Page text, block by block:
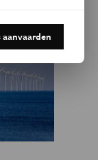
aanvaarden